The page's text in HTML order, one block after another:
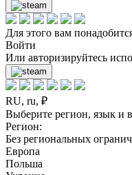
Для этого вам
Войти
Или авторизируйтесь
RU, ru, ₽
Выберите регион, язык и
Регион:
Без региональных
Европа
Польша